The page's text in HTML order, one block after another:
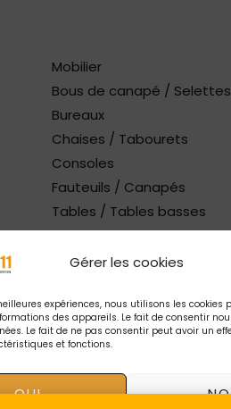
Gérer les cookies
expériences, nous utilisons les cookies
des appareils. Le fait de consentir
Le fait de ne pas consentir peut avoir un
et fonctions.
OUI
Mobilier
Bous de canapé / Selettes
Bureaux
Chaises / Tabourets
Consoles
Fauteuils / Canapés
Tables / Tables basses
Digitale